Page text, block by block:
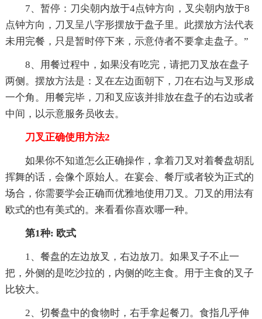
7、暂停：刀尖朝内放于4点钟方向，叉尖朝内放于8
点钟方向，刀叉呈八字形摆放于盘子里。此摆放方法代表
未用完餐，只是暂时停下来，示意侍者不要拿走盘子。”
8、用餐过程中，如果没有吃完，请把刀叉放在盘子
两侧。摆放方法是：叉在左边面朝下，刀在右边与叉形成
一个角。用餐完毕，刀和叉应该并排放在盘子的右边或者
中间，以示意服务员收去。
刀叉正确使用方法2
如果你不知道怎么正确操作，拿着刀叉对着餐盘胡乱
挥舞的话，会像个原始人。在宴会、餐厅或者较为正式的
场合，你需要学会正确而优雅地使用刀叉。刀叉的用法有
欧式的也有美式的。来看看你喜欢哪一种。
第1种: 欧式
1、餐盘的左边放叉，右边放刀。如果叉子不止一
把，外侧的是吃沙拉的，内侧的吃主食。用于主食的叉子
比较大。
2、切餐盘中的食物时，右手拿起餐刀。食指几乎伸